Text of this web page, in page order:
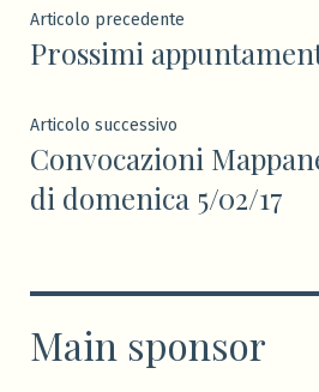
Navigazione
articoli
Articolo precedente
precedente:
Prossimi
Articolo successivo
successivo:
Convocazioni
di domenica 5/02/17
Main sponsor